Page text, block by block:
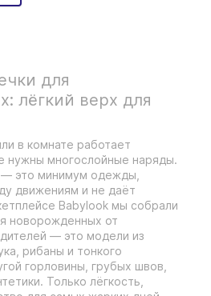
для
лёгкий верх для
в комнате работает
нужны многослойные наряды.
— это минимум одежды,
движениям и не даёт
Babylook мы собрали
новорожденных от
— это модели из
рибаны и тонкого
горловины, грубых швов,
Только лёгкость,